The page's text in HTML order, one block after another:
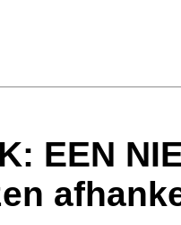
EEN